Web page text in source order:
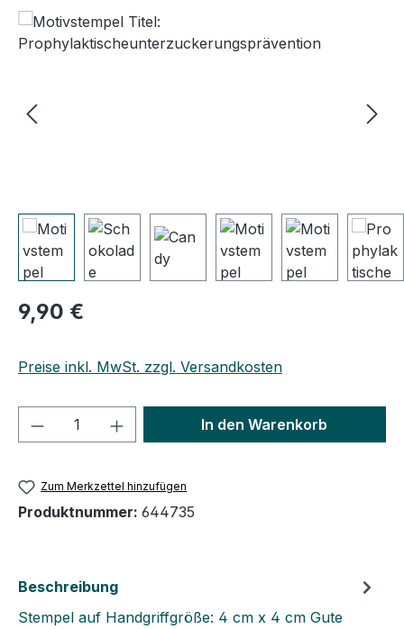
Regulärer Preis:
9,90 €
Preise inkl. MwSt. zzgl. Versandkosten
Produkt Anzahl: Gib denIn den Warenkorb
Zum Merkzettel hinzufügen
Produktnummer: 644735
Beschreibung
Stempel auf Handgriffgröße: 4 cm x 4 cm Gute